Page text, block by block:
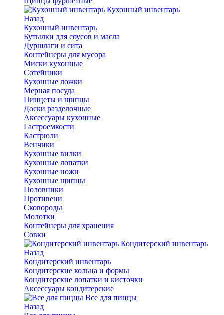
Кухонный инвентарь
Назад
Кухонный инвентарь
Бутылки для соусов и масла
Дуршлаги и сита
Контейнеры для мусора
Миски кухонные
Сотейники
Кухонные ложки
Мерная посуда
Пинцеты и щипцы
Доски разделочные
Аксессуары кухонные
Гастроемкости
Кастрюли
Венчики
Кухонные вилки
Кухонные лопатки
Кухонные ножи
Кухонные щипцы
Половники
Противени
Сковороды
Молотки
Контейнеры для хранения
Совки
Кондитерский инвентарь
Назад
Кондитерский инвентарь
Кондитерские кольца и формы
Кондитерские лопатки и кисточки
Аксессуары кондитерские
Все для пиццы
Назад